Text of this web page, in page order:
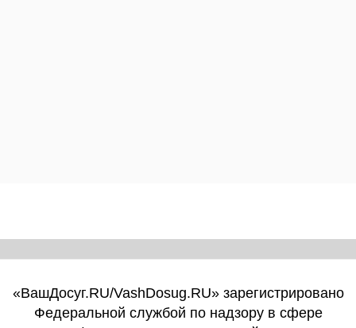
«ВашДосуг.RU/VashDosug.RU» зарегистрировано
Федеральной службой по надзору в сфере